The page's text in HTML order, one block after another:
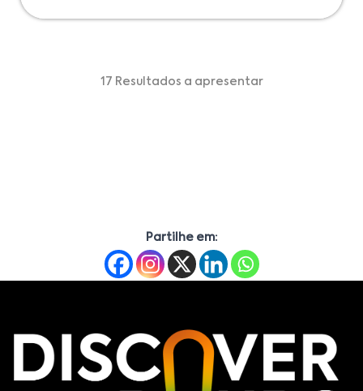
17 Resultados a apresentar
Partilhe em: